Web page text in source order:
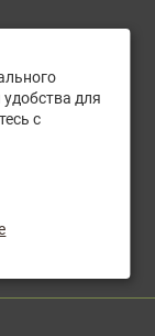
использования
файлов cookie
на обработку
для
с